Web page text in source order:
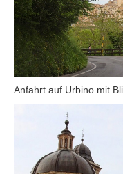
Anfahrt auf Urbino mit